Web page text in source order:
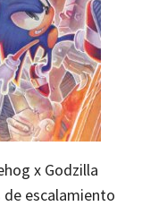
x Godzilla
de escalamiento